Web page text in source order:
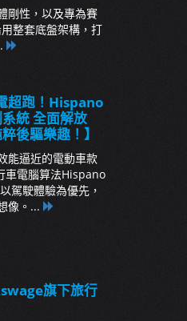
剛性，以及專為賽
整套底盤架構，打
超跑！Hispano
統 全面解放
後驅樂趣！】
能逼近的電動車款
車電腦算法Hispano
駕駛體驗為優先，
像。...
旗下旅行